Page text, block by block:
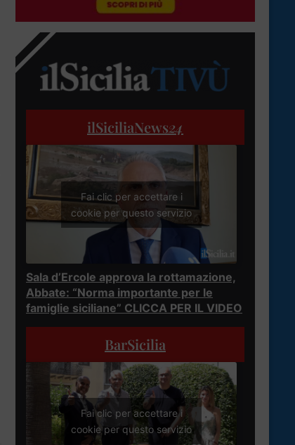
ilSiciliaNews24
Fai clic per accettare i
cookie per questo servizio
Sala d’Ercole approva la rottamazione,
Abbate: “Norma importante per le
famiglie siciliane” CLICCA PER IL VIDEO
BarSicilia
Fai clic per accettare i
cookie per questo servizio